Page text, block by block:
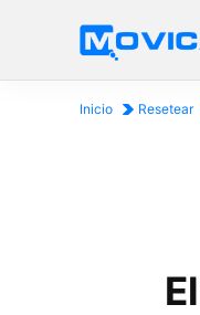
Inicio Resetear